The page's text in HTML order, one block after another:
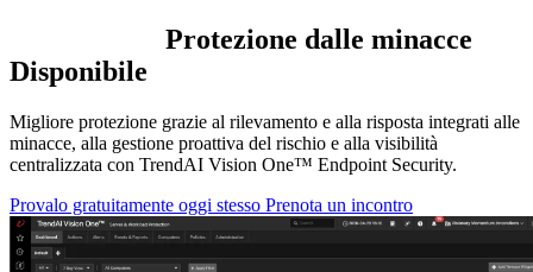
Protezione dalle minacce
Disponibile
Migliore protezione grazie al rilevamento e alla risposta integrati alle
minacce, alla gestione proattiva del rischio e alla visibilità
centralizzata con TrendAI Vision One™ Endpoint Security.
Provalo gratuitamente oggi stesso Prenota un incontro